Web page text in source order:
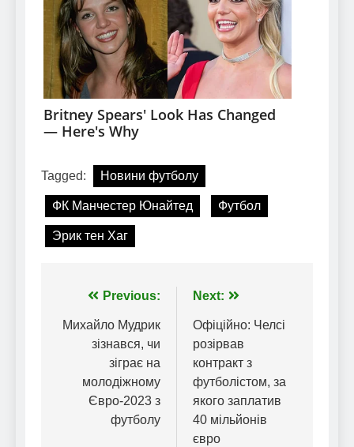
Tagged: Новини футболу
ФК Манчестер Юнайтед Футбол
Эрик тен Хаг
Навігація
записів
Previous:
Михайло Мудрик
зізнався, чи
зіграє на
молодіжному
Євро-2023 з
футболу
Next:
Офіційно: Челсі
розірвав
контракт з
футболістом, за
якого заплатив
40 мільйонів
євро